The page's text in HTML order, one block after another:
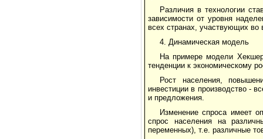
Различия в технологии
зависимости от уровня
всех странах, участвующих во
4. Динамическая модель
На примере модели
тенденции к экономическому
Рост населения,
инвестиции в производство -
и предложения.
Изменение спроса имеет
спрос населения на
переменных), т.е. различные